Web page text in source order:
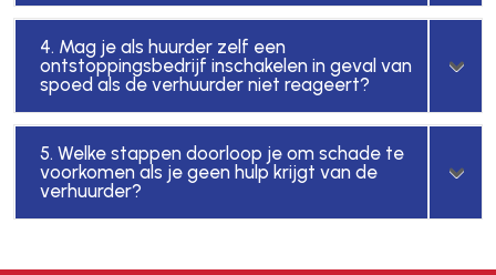
4. Mag je als huurder zelf een
ontstoppingsbedrijf inschakelen in geval van
spoed als de verhuurder niet reageert?
5. Welke stappen doorloop je om schade te
voorkomen als je geen hulp krijgt van de
verhuurder?